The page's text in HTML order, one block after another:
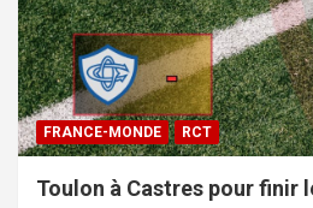
FRANCE-MONDE RCT
Toulon à Castres pour finir